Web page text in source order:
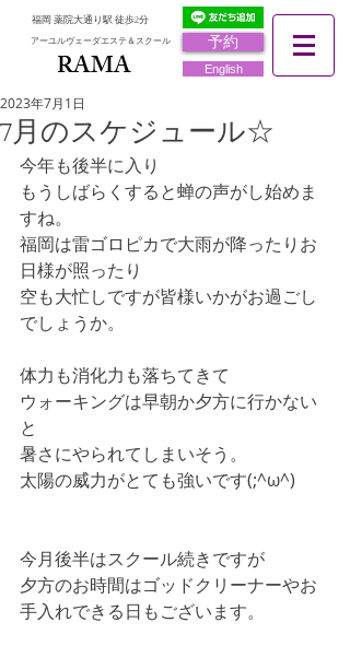
予約
福岡 薬院大通り駅 徒歩2分
アーユルヴェーダエステ＆スクール
RAMA English
7月のスケジュール☆
2023年7月1日
今年も後半に入り
もうしばらくすると蝉の声がし始めま
すね。
福岡は雷ゴロピカで大雨が降ったりお
日様が照ったり
空も大忙しですが皆様いかがお過ごし
でしょうか。
体力も消化力も落ちてきて
ウォーキングは早朝か夕方に行かない
と
暑さにやられてしまいそう。
太陽の威力がとても強いです(;^ω^)
今月後半はスクール続きですが
夕方のお時間はゴッドクリーナーやお
手入れできる日もございます。